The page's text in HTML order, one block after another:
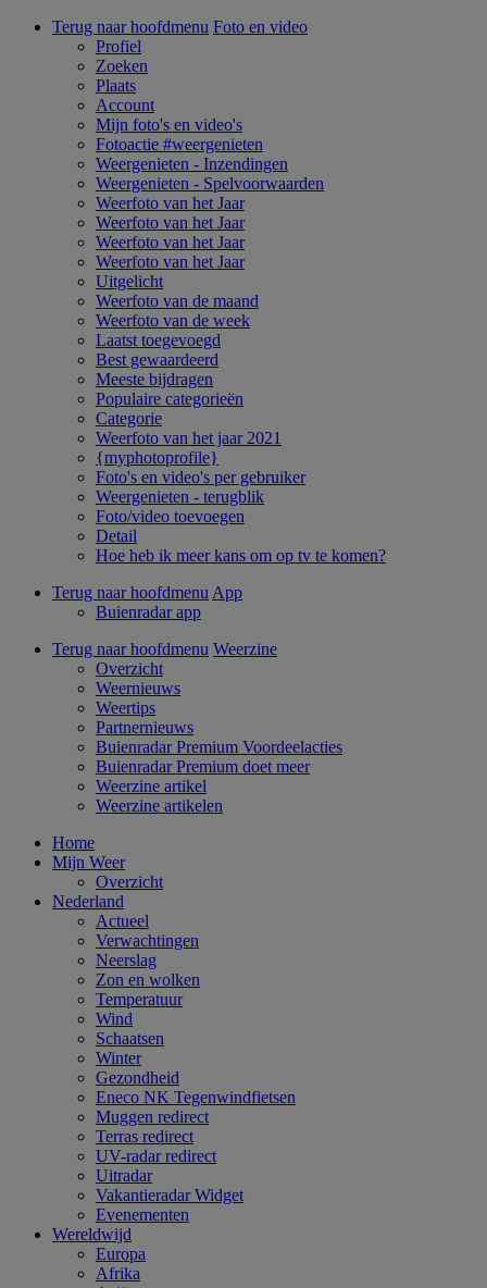
Terug naar hoofdmenu Foto en video
Profiel
Zoeken
Plaats
Account
Mijn foto's en video's
Fotoactie #weergenieten
Weergenieten - Inzendingen
Weergenieten - Spelvoorwaarden
Weerfoto van het Jaar
Weerfoto van het Jaar
Weerfoto van het Jaar
Weerfoto van het Jaar
Uitgelicht
Weerfoto van de maand
Weerfoto van de week
Laatst toegevoegd
Best gewaardeerd
Meeste bijdragen
Populaire categorieën
Categorie
Weerfoto van het jaar 2021
{myphotoprofile}
Foto's en video's per gebruiker
Weergenieten - terugblik
Foto/video toevoegen
Detail
Hoe heb ik meer kans om op tv te komen?
Terug naar hoofdmenu App
Buienradar app
Terug naar hoofdmenu Weerzine
Overzicht
Weernieuws
Weertips
Partnernieuws
Buienradar Premium Voordeelacties
Buienradar Premium doet meer
Weerzine artikel
Weerzine artikelen
Home
Mijn Weer
Overzicht
Nederland
Actueel
Verwachtingen
Neerslag
Zon en wolken
Temperatuur
Wind
Schaatsen
Winter
Gezondheid
Eneco NK Tegenwindfietsen
Muggen redirect
Terras redirect
UV-radar redirect
Uitradar
Vakantieradar Widget
Evenementen
Wereldwijd
Europa
Afrika